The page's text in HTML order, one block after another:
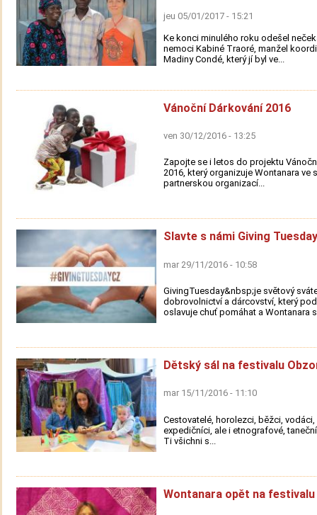
jeu 05/01/2017 - 15:21
Ke konci minulého roku odešel
nemoci Kabiné Traoré, manžel
Madiny Condé, který jí byl ve...
Vánoční Dárkování 2016
ven 30/12/2016 - 13:25
Zapojte se i letos do projektu
2016, který organizuje Wontanara ve
partnerskou organizací...
Slavte s námi Giving
mar 29/11/2016 - 10:58
GivingTuesday&nbsp;je světový
dobrovolnictví a dárcovství, který
oslavuje chuť pomáhat a Wontanara
Dětský sál na festivalu
mar 15/11/2016 - 11:10
Cestovatelé, horolezci, běžci,
expedičníci, ale i etnografové,
Ti všichni s...
Wontanara opět na